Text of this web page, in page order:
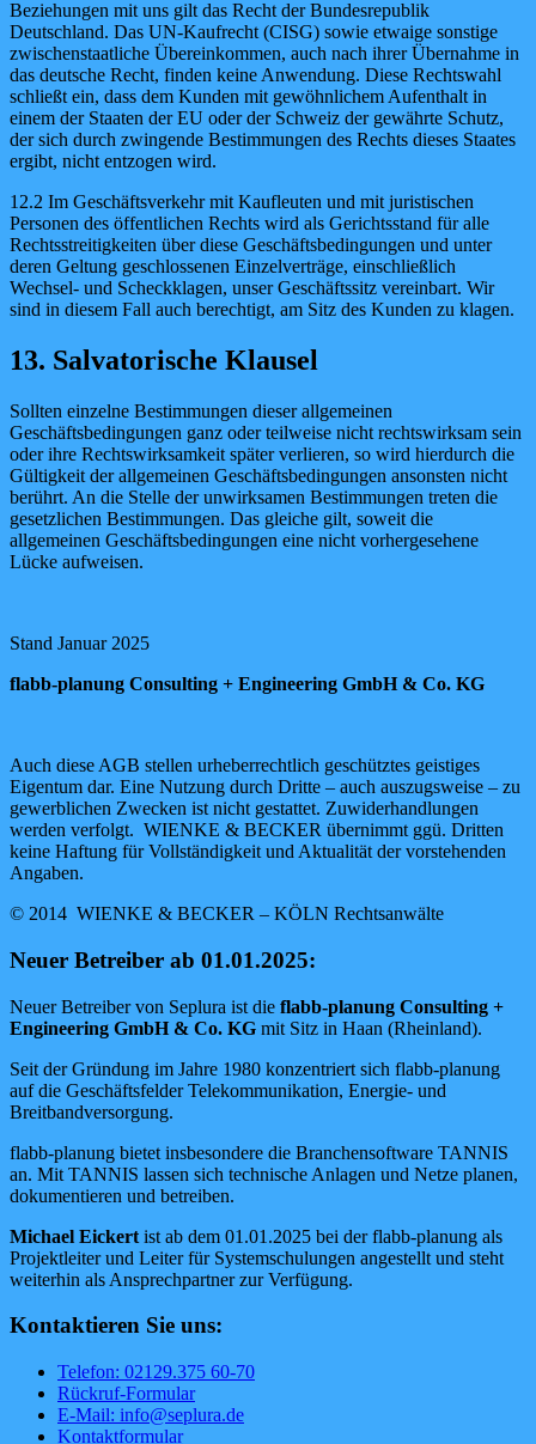
Beziehungen mit uns gilt das Recht der Bundesrepublik
Deutschland. Das UN-Kaufrecht (CISG) sowie etwaige sonstige
zwischenstaatliche Übereinkommen, auch nach ihrer Übernahme in
das deutsche Recht, finden keine Anwendung. Diese Rechtswahl
schließt ein, dass dem Kunden mit gewöhnlichem Aufenthalt in
einem der Staaten der EU oder der Schweiz der gewährte Schutz,
der sich durch zwingende Bestimmungen des Rechts dieses Staates
ergibt, nicht entzogen wird.
12.2 Im Geschäftsverkehr mit Kaufleuten und mit juristischen
Personen des öffentlichen Rechts wird als Gerichtsstand für alle
Rechtsstreitigkeiten über diese Geschäftsbedingungen und unter
deren Geltung geschlossenen Einzelverträge, einschließlich
Wechsel- und Scheckklagen, unser Geschäftssitz vereinbart. Wir
sind in diesem Fall auch berechtigt, am Sitz des Kunden zu klagen.
13. Salvatorische Klausel
Sollten einzelne Bestimmungen dieser allgemeinen
Geschäftsbedingungen ganz oder teilweise nicht rechtswirksam sein
oder ihre Rechtswirksamkeit später verlieren, so wird hierdurch die
Gültigkeit der allgemeinen Geschäftsbedingungen ansonsten nicht
berührt. An die Stelle der unwirksamen Bestimmungen treten die
gesetzlichen Bestimmungen. Das gleiche gilt, soweit die
allgemeinen Geschäftsbedingungen eine nicht vorhergesehene
Lücke aufweisen.
Stand Januar 2025
flabb-planung Consulting + Engineering GmbH & Co. KG
Auch diese AGB stellen urheberrechtlich geschütztes geistiges
Eigentum dar. Eine Nutzung durch Dritte – auch auszugsweise – zu
gewerblichen Zwecken ist nicht gestattet. Zuwiderhandlungen
werden verfolgt. WIENKE & BECKER übernimmt ggü. Dritten
keine Haftung für Vollständigkeit und Aktualität der vorstehenden
Angaben.
© 2014 WIENKE & BECKER – KÖLN Rechtsanwälte
Neuer Betreiber ab 01.01.2025:
Neuer Betreiber von Seplura ist die flabb-planung Consulting +
Engineering GmbH & Co. KG mit Sitz in Haan (Rheinland).
Seit der Gründung im Jahre 1980 konzentriert sich flabb-planung
auf die Geschäftsfelder Telekommunikation, Energie- und
Breitbandversorgung.
flabb-planung bietet insbesondere die Branchensoftware TANNIS
an. Mit TANNIS lassen sich technische Anlagen und Netze planen,
dokumentieren und betreiben.
Michael Eickert ist ab dem 01.01.2025 bei der flabb-planung als
Projektleiter und Leiter für Systemschulungen angestellt und steht
weiterhin als Ansprechpartner zur Verfügung.
Kontaktieren Sie uns:
Telefon: 02129.375 60-70
Rückruf-Formular
E-Mail: info@seplura.de
Kontaktformular